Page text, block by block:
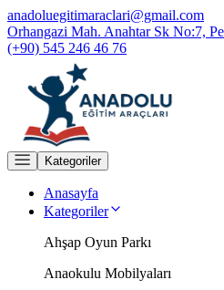
anadoluegitimaraclari@gmail.com
Orhangazi Mah. Anahtar Sk No:7,
(+90) 545 246 46 76
Kategoriler
Anasayfa
Kategoriler
Ahşap Oyun Parkı
Anaokulu Mobilyaları